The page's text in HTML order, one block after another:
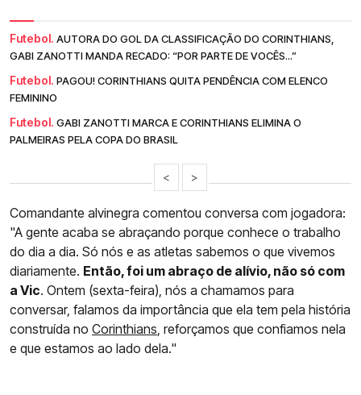
Futebol. AUTORA DO GOL DA CLASSIFICAÇÃO DO CORINTHIANS,
GABI ZANOTTI MANDA RECADO: “POR PARTE DE VOCÊS...”
Futebol. PAGOU! CORINTHIANS QUITA PENDÊNCIA COM ELENCO
FEMININO
Futebol. GABI ZANOTTI MARCA E CORINTHIANS ELIMINA O
PALMEIRAS PELA COPA DO BRASIL
< >
Comandante alvinegra comentou conversa com jogadora:
"A gente acaba se abraçando porque conhece o trabalho
do dia a dia. Só nós e as atletas sabemos o que vivemos
diariamente. Então, foi um abraço de alívio, não só com
a Vic. Ontem (sexta-feira), nós a chamamos para
conversar, falamos da importância que ela tem pela história
construída no Corinthians , reforçamos que confiamos nela
e que estamos ao lado dela."